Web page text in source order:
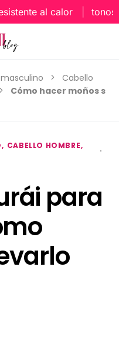
al calor tonos
Cabello
Cómo hacer moños s
CABELLO HOMBRE
para